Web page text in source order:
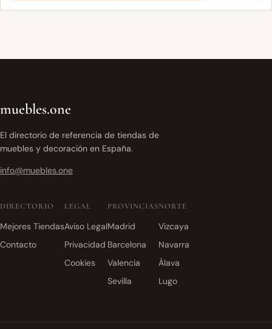
muebles.one
El directorio de referencia de tiendas de
muebles y decoración en España.
info@muebles.one
DIRECTORIO
Mejores Tiendas
Contacto
LEGAL
Aviso Legal
Privacidad
Cookies
PROVINCIAS
Madrid
Barcelona
Valencia
Sevilla
NORTE
Vizcaya
Navarra
Álava
Lugo